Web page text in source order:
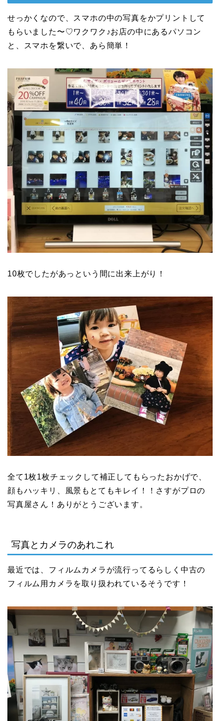
せっかくなので、スマホの中の写真をかプリントして
もらいました〜♡ワクワク♪お店の中にあるパソコン
と、スマホを繋いで、あら簡単！
10枚でしたがあっという間に出来上がり！
全て1枚1枚チェックして補正してもらったおかげで、
顔もハッキリ、風景もとてもキレイ！！さすがプロの
写真屋さん！ありがとうございます。
写真とカメラのあれこれ
最近では、フィルムカメラが流行ってるらしく中古の
フィルム用カメラを取り扱われているそうです！